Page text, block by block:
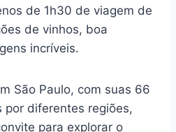
de 1h30 de viagem de
de vinhos, boa
incríveis.
São Paulo, com suas 66
por diferentes regiões,
para explorar o